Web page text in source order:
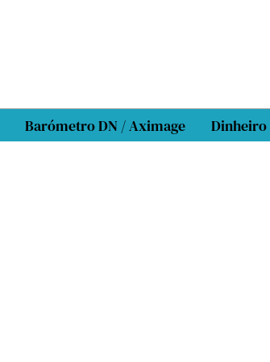
Barómetro DN / Aximage Dinheiro